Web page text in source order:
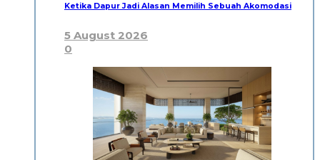
Ketika Dapur Jadi Alasan Memilih Sebuah Akomodasi
5 August 2026
0